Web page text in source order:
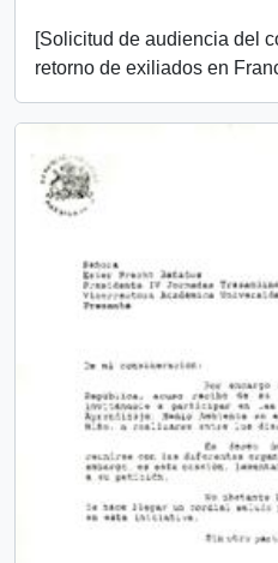
[Solicitud de audiencia del
retorno de exiliados en